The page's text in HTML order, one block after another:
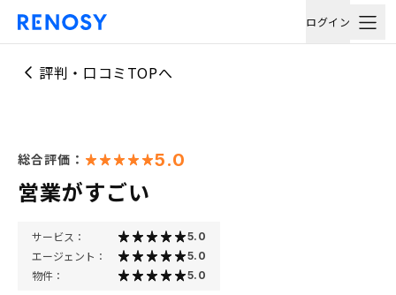
ログイン
評判・口コミTOPへ
総合評価： 5.0
営業がすごい
サービス： 5.0
エージェント： 5.0
物件： 5.0